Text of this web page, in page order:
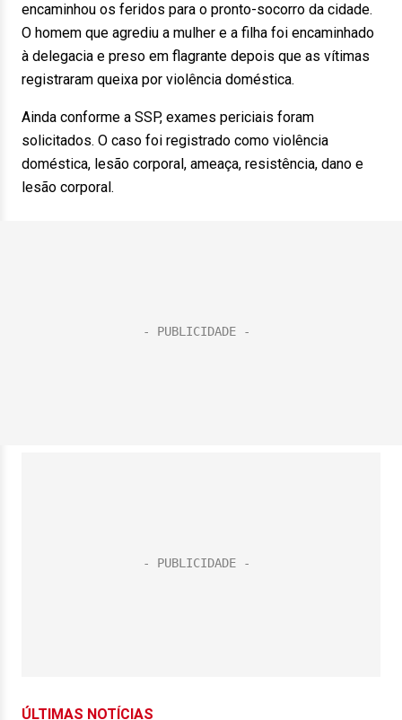
encaminhou os feridos para o pronto-socorro da cidade.
O homem que agrediu a mulher e a filha foi encaminhado
à delegacia e preso em flagrante depois que as vítimas
registraram queixa por violência doméstica.
Ainda conforme a SSP, exames periciais foram
solicitados. O caso foi registrado como violência
doméstica, lesão corporal, ameaça, resistência, dano e
lesão corporal.